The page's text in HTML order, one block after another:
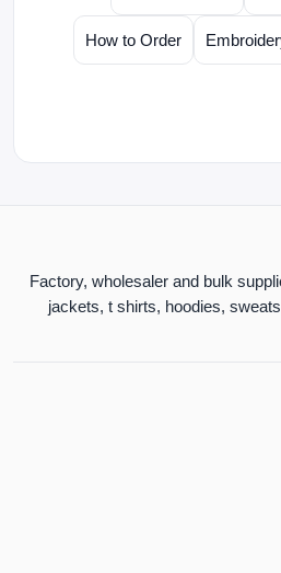
How to Order
Factory, wholesaler and bulk
jackets, t shirts, hoodies,